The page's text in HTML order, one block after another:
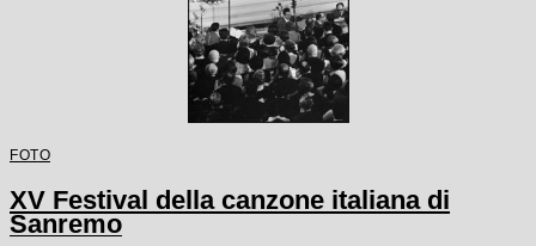
FOTO
XV Festival della canzone italiana di
Sanremo